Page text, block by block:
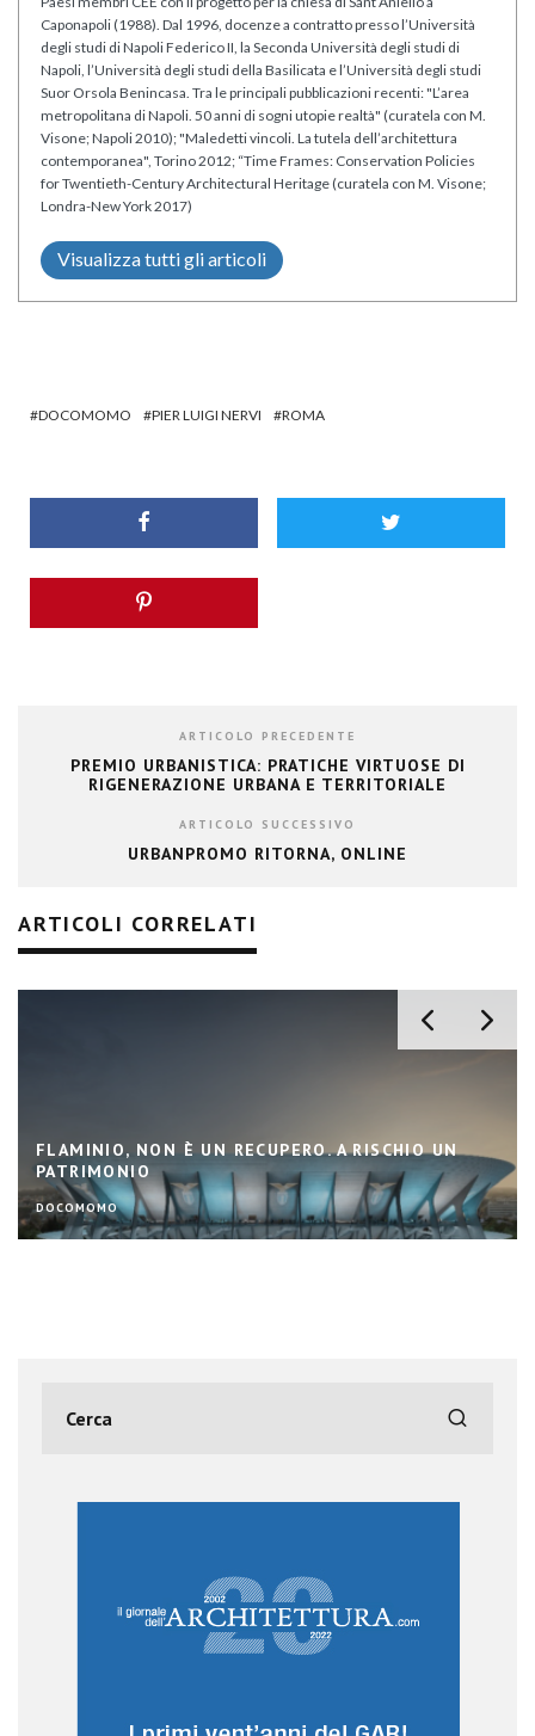
Caponapoli (1988). Dal 1996, docenze a contratto presso l’Università
degli studi di Napoli Federico II, la Seconda Università degli studi di
Napoli, l’Università degli studi della Basilicata e l’Università degli studi
Suor Orsola Benincasa. Tra le principali pubblicazioni recenti: "L’area
metropolitana di Napoli. 50 anni di sogni utopie realtà" (curatela con M.
Visone; Napoli 2010); "Maledetti vincoli. La tutela dell’architettura
contemporanea", Torino 2012; “Time Frames: Conservation Policies
for Twentieth-Century Architectural Heritage (curatela con M. Visone;
Londra-New York 2017)
Visualizza tutti gli articoli
DOCOMOMO PIER LUIGI NERVI ROMA
ARTICOLO PRECEDENTE
PREMIO URBANISTICA: PRATICHE VIRTUOSE DI
RIGENERAZIONE URBANA E TERRITORIALE
ARTICOLO SUCCESSIVO
URBANPROMO RITORNA, ONLINE
ARTICOLI CORRELATI
FLAMINIO, NON È UN RECUPERO. A RISCHIO UN
PATRIMONIO
DOCOMOMO